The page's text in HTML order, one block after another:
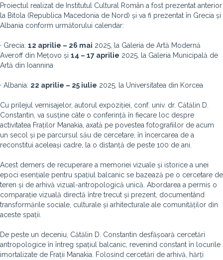
Proiectul realizat de Institutul Cultural Român a fost prezentat anterior
la Bitola (Republica Macedonia de Nord) și va fi prezentat în Grecia și
Albania conform următorului calendar:
· Grecia: 12 aprilie – 26 mai 2025, la Galeria de Artă Modernă
Averoff din Mețovo și 14 – 17 aprilie 2025, la Galeria Municipală de
Artă din Ioannina
· Albania: 22 aprilie – 25 iulie 2025, la Universitatea din Korcea
Cu prilejul vernisajelor, autorul expoziției, conf. univ. dr. Cătălin D.
Constantin, va susține câte o conferință în fiecare loc despre
activitatea Fraților Manakia, axată pe povestea fotografiilor de acum
un secol și pe parcursul său de cercetare, în încercarea de a
reconstitui aceleași cadre, la o distanță de peste 100 de ani.
Acest demers de recuperare a memoriei vizuale și istorice a unei
epoci esențiale pentru spațiul balcanic se bazează pe o cercetare de
teren și de arhivă vizual-antropologică unică. Abordarea a permis o
comparație vizuală directă între trecut și prezent, documentând
transformările sociale, culturale și arhitecturale ale comunităților din
aceste spații.
De peste un deceniu, Cătălin D. Constantin desfășoară cercetări
antropologice în întreg spațiul balcanic, revenind constant în locurile
imortalizate de Frații Manakia. Folosind cercetări de arhivă, hărți